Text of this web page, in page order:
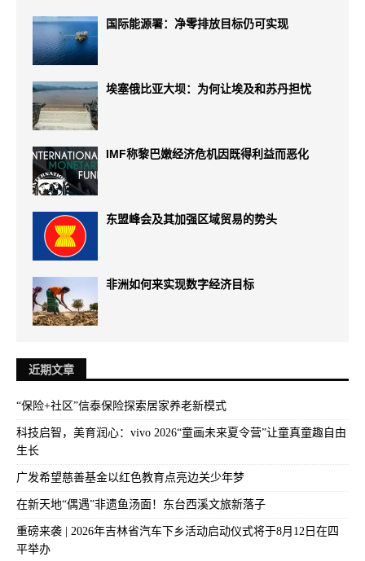
国际能源署：净零排放目标仍可实现
埃塞俄比亚大坝：为何让埃及和苏丹担忧
IMF称黎巴嫩经济危机因既得利益而恶化
东盟峰会及其加强区域贸易的势头
非洲如何来实现数字经济目标
近期文章
“保险+社区”信泰保险探索居家养老新模式
科技启智，美育润心：vivo 2026“童画未来夏令营”让童真童趣自由
生长
广发希望慈善基金以红色教育点亮边关少年梦
在新天地“偶遇”非遗鱼汤面！东台西溪文旅新落子
重磅来袭 | 2026年吉林省汽车下乡活动启动仪式将于8月12日在四
平举办